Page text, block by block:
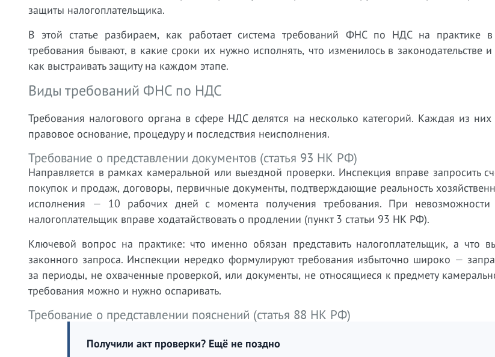
защиты налогоплательщика.
В этой статье разбираем, как работает система требований ФНС по НДС на практике
требования бывают, в какие сроки их нужно исполнять, что изменилось в законодательстве
как выстраивать защиту на каждом этапе.
Виды требований ФНС по НДС
Требования налогового органа в сфере НДС делятся на несколько категорий. Каждая из них
правовое основание, процедуру и последствия неисполнения.
Требование о представлении документов (статья 93 НК РФ)
Направляется в рамках камеральной или выездной проверки. Инспекция вправе запросить
покупок и продаж, договоры, первичные документы, подтверждающие реальность
исполнения — 10 рабочих дней с момента получения требования. При невозможности
налогоплательщик вправе ходатайствовать о продлении (пункт 3 статьи 93 НК РФ).
Ключевой вопрос на практике: что именно обязан представить налогоплательщик, а что
законного запроса. Инспекции нередко формулируют требования избыточно широко —
за периоды, не охваченные проверкой, или документы, не относящиеся к предмету
требования можно и нужно оспаривать.
Требование о представлении пояснений (статья 88 НК РФ)
Получили акт проверки? Ещё не поздно